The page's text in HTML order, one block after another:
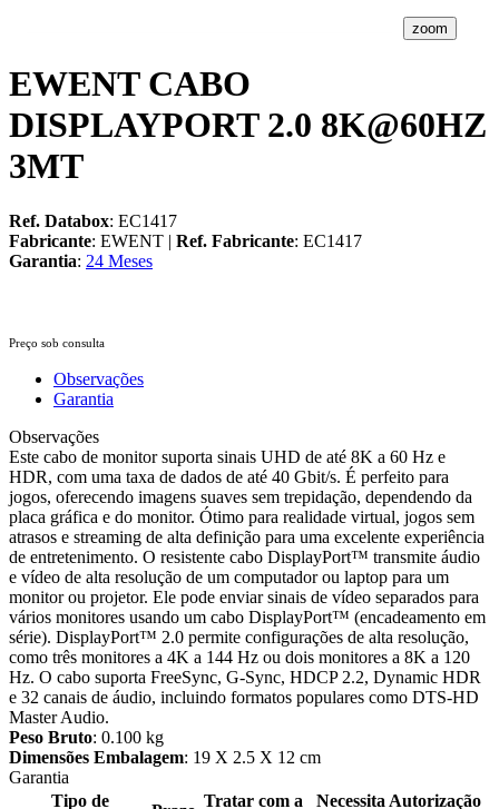
zoom
EWENT CABO
DISPLAYPORT 2.0 8K@60HZ
3MT
Ref. Databox: EC1417
Fabricante: EWENT | Ref. Fabricante: EC1417
Garantia: 24 Meses
Preço sob consulta
Observações
Garantia
Observações
Este cabo de monitor suporta sinais UHD de até 8K a 60 Hz e
HDR, com uma taxa de dados de até 40 Gbit/s. É perfeito para
jogos, oferecendo imagens suaves sem trepidação, dependendo da
placa gráfica e do monitor. Ótimo para realidade virtual, jogos sem
atrasos e streaming de alta definição para uma excelente experiência
de entretenimento. O resistente cabo DisplayPort™ transmite áudio
e vídeo de alta resolução de um computador ou laptop para um
monitor ou projetor. Ele pode enviar sinais de vídeo separados para
vários monitores usando um cabo DisplayPort™ (encadeamento em
série). DisplayPort™ 2.0 permite configurações de alta resolução,
como três monitores a 4K a 144 Hz ou dois monitores a 8K a 120
Hz. O cabo suporta FreeSync, G-Sync, HDCP 2.2, Dynamic HDR
e 32 canais de áudio, incluindo formatos populares como DTS-HD
Master Audio.
Peso Bruto: 0.100 kg
Dimensões Embalagem: 19 X 2.5 X 12 cm
Garantia
Tipo de
Tratar com a Necessita Autorização